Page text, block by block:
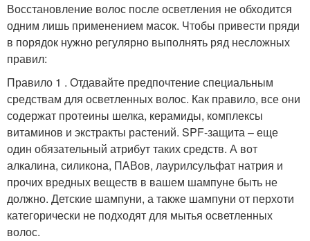
Восстановление волос после осветления не обходится
одним лишь применением масок. Чтобы привести пряди
в порядок нужно регулярно выполнять ряд несложных
правил:
Правило 1 . Отдавайте предпочтение специальным
средствам для осветленных волос. Как правило, все они
содержат протеины шелка, керамиды, комплексы
витаминов и экстракты растений. SPF-защита – еще
один обязательный атрибут таких средств. А вот
алкалина, силикона, ПАВов, лаурилсульфат натрия и
прочих вредных веществ в вашем шампуне быть не
должно. Детские шампуни, а также шампуни от перхоти
категорически не подходят для мытья осветленных
волос.